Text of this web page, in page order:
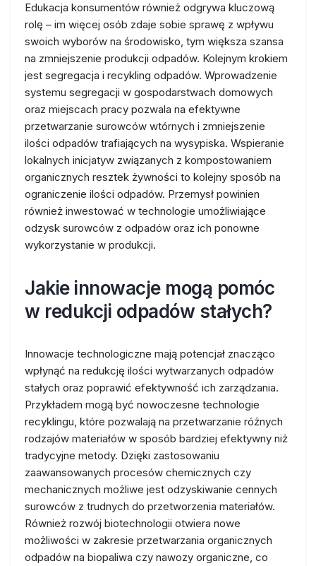
Edukacja konsumentów również odgrywa kluczową
rolę – im więcej osób zdaje sobie sprawę z wpływu
swoich wyborów na środowisko, tym większa szansa
na zmniejszenie produkcji odpadów. Kolejnym krokiem
jest segregacja i recykling odpadów. Wprowadzenie
systemu segregacji w gospodarstwach domowych
oraz miejscach pracy pozwala na efektywne
przetwarzanie surowców wtórnych i zmniejszenie
ilości odpadów trafiających na wysypiska. Wspieranie
lokalnych inicjatyw związanych z kompostowaniem
organicznych resztek żywności to kolejny sposób na
ograniczenie ilości odpadów. Przemysł powinien
również inwestować w technologie umożliwiające
odzysk surowców z odpadów oraz ich ponowne
wykorzystanie w produkcji.
Jakie innowacje mogą pomóc
w redukcji odpadów stałych?
Innowacje technologiczne mają potencjał znacząco
wpłynąć na redukcję ilości wytwarzanych odpadów
stałych oraz poprawić efektywność ich zarządzania.
Przykładem mogą być nowoczesne technologie
recyklingu, które pozwalają na przetwarzanie różnych
rodzajów materiałów w sposób bardziej efektywny niż
tradycyjne metody. Dzięki zastosowaniu
zaawansowanych procesów chemicznych czy
mechanicznych możliwe jest odzyskiwanie cennych
surowców z trudnych do przetworzenia materiałów.
Również rozwój biotechnologii otwiera nowe
możliwości w zakresie przetwarzania organicznych
odpadów na biopaliwa czy nawozy organiczne, co